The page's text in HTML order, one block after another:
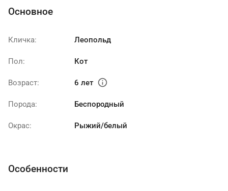
Основное
Кличка: Леопольд
Пол: Кот
Возраст: 6 лет info
Порода: Беспородный
Окрас: Рыжий/белый
Особенности